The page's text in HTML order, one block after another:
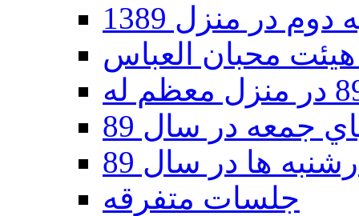
در منزل 1389
جمعه در سال 89
ها در سال 89
جلسات متفرقه